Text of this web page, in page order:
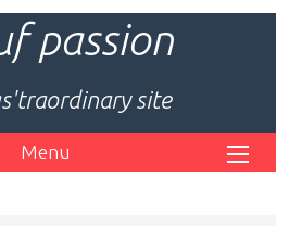
passion
site
Menu